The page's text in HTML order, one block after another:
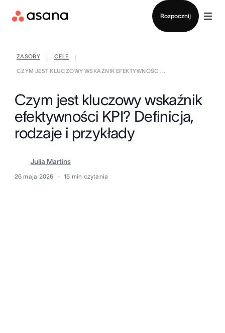
Rozpocznij
ZASOBY CELE
CZYM JEST KLUCZOWY WSKAŹNIK EFEKTYWNOŚC ...
Czym jest kluczowy wskaźnik
efektywności KPI? Definicja,
rodzaje i przykłady
Julia Martins
26 maja 2026 15 min czytania